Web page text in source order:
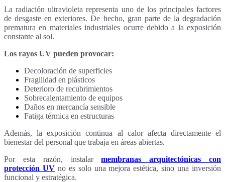
La radiación ultravioleta representa uno de los principales factores
de desgaste en exteriores. De hecho, gran parte de la degradación
prematura en materiales industriales ocurre debido a la exposición
constante al sol.
Los rayos UV pueden provocar:
Decoloración de superficies
Fragilidad en plásticos
Deterioro de recubrimientos
Sobrecalentamiento de equipos
Daños en mercancía sensible
Fatiga térmica en estructuras
Además, la exposición continua al calor afecta directamente el
bienestar del personal que trabaja en áreas abiertas.
Por esta razón, instalarmembranas arquitectónicas con
protección UVno es solo una mejora estética, sino una inversión
funcional y estratégica.